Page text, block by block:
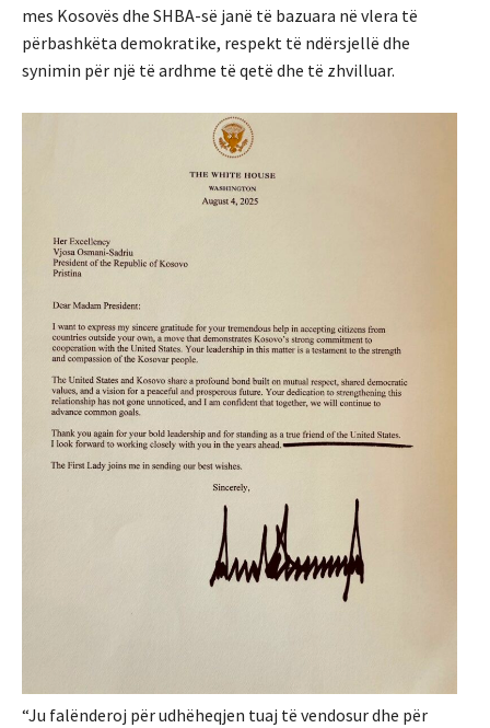
mes Kosovës dhe SHBA-së janë të bazuara në vlera të
përbashkëta demokratike, respekt të ndërsjellë dhe
synimin për një të ardhme të qetë dhe të zhvilluar.
“Ju falënderoj për udhëheqjen tuaj të vendosur dhe për